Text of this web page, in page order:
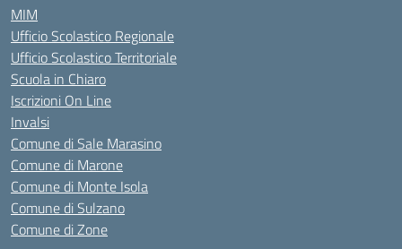
MIM
Ufficio Scolastico Regionale
Ufficio Scolastico Territoriale
Scuola in Chiaro
Iscrizioni On Line
Invalsi
Comune di Sale Marasino
Comune di Marone
Comune di Monte Isola
Comune di Sulzano
Comune di Zone